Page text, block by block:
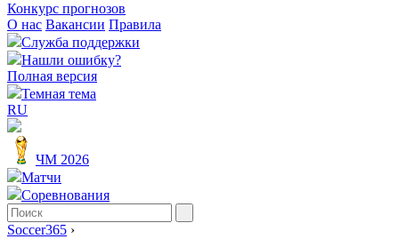
Конкурс прогнозов
О нас Вакансии Правила
Служба поддержки
Нашли ошибку?
Полная версия
Темная тема
RU
ЧМ 2026
Матчи
Соревнования
Soccer365 ›